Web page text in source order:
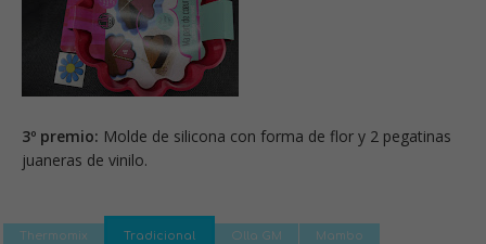
3º premio: Molde de silicona con forma de flor y 2 pegatinas
juaneras de vinilo.
Thermomix Tradicional Olla GM Mambo